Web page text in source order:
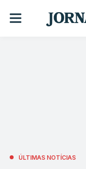
ÚLTIMAS NOTÍCIAS